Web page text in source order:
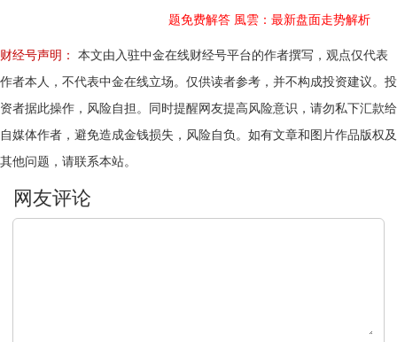
题免费解答 風雲：最新盘面走势解析
财经号声明：
本文由入驻中金在线财经号平台的作者撰写，观点仅代表
作者本人，不代表中金在线立场。仅供读者参考，并不构成投资建议。投
资者据此操作，风险自担。同时提醒网友提高风险意识，请勿私下汇款给
自媒体作者，避免造成金钱损失，风险自负。如有文章和图片作品版权及
其他问题，请联系本站。